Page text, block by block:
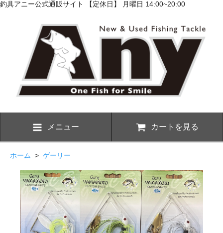
釣具アニー公式通販サイト 【定休日】 月曜日 14:00~20:00
メニュー カートを見る
ホーム > ゲーリー